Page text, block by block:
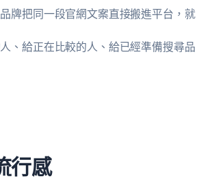
牌把同一段官網文案直接搬進平台，就
、給正在比較的人、給已經準備搜尋品
行感